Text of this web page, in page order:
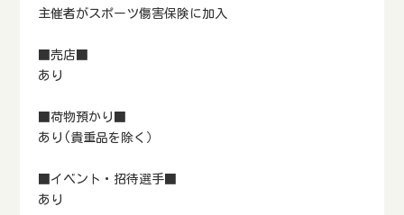
主催者がスポーツ傷害保険に加入
■売店■
あり
■荷物預かり■
あり(貴重品を除く）
■イベント・招待選手■
あり